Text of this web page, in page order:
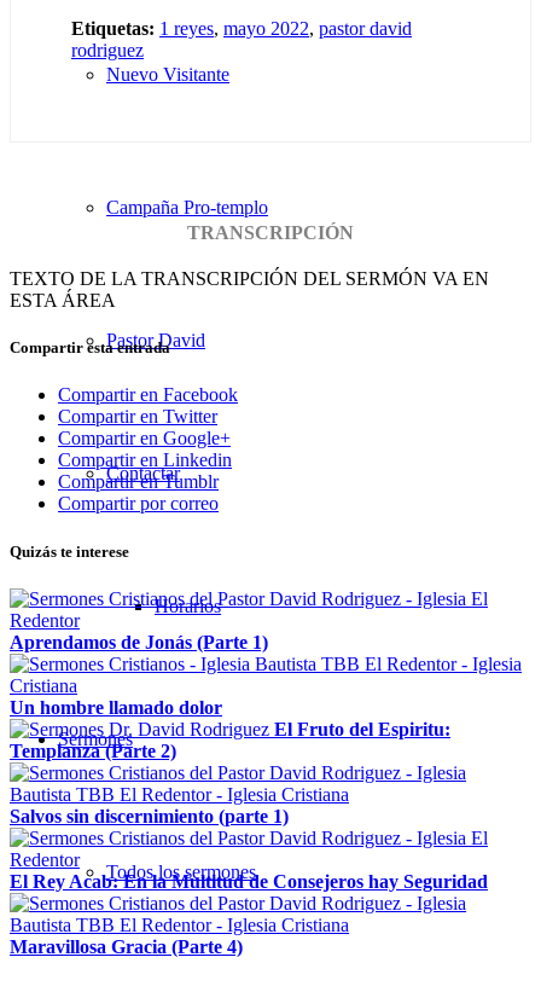
Nuevo Visitante
Campaña Pro-templo
Pastor David
Contactar
Horarios
Sermones
Todos los sermones
Etiquetas: 1 reyes, mayo 2022, pastor david
rodriguez
TRANSCRIPCIÓN
TEXTO DE LA TRANSCRIPCIÓN DEL SERMÓN VA EN
ESTA ÁREA
Compartir esta entrada
Compartir en Facebook
Compartir en Twitter
Compartir en Google+
Compartir en Linkedin
Compartir en Tumblr
Compartir por correo
Quizás te interese
Aprendamos de Jonás (Parte 1)
Un hombre llamado dolor
El Fruto del Espiritu:
Templanza (Parte 2)
Salvos sin discernimiento (parte 1)
El Rey Acab: En la Multitud de Consejeros hay Seguridad
Maravillosa Gracia (Parte 4)